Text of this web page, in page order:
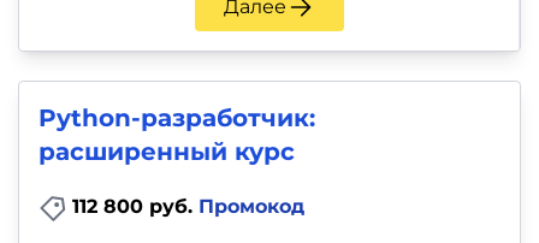
Далее
Python-разработчик:
расширенный курс
112 800 руб. Промокод